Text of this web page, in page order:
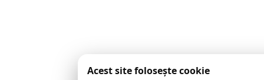
Acest site folosește cookie